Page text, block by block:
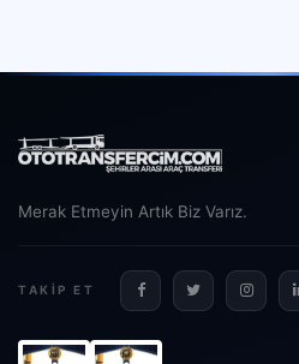
Merak Etmeyin Artık Biz Varız.
TAKIP ET